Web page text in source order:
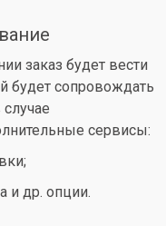
заказ будет вести
будет сопровождать
сервисы:
и др. опции.